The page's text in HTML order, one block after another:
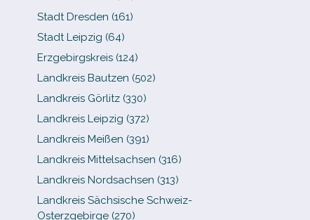
Stadt Dresden (161)
Stadt Leipzig (64)
Erzgebirgskreis (124)
Landkreis Bautzen (502)
Landkreis Görlitz (330)
Landkreis Leipzig (372)
Landkreis Meißen (391)
Landkreis Mittelsachsen (316)
Landkreis Nordsachsen (313)
Landkreis Sächsische Schweiz-​
Osterzgebirge (270)